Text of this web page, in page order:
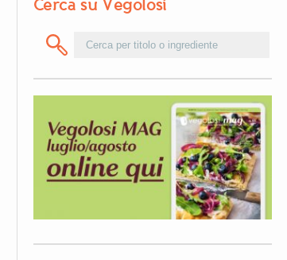
Cerca su Vegolosi